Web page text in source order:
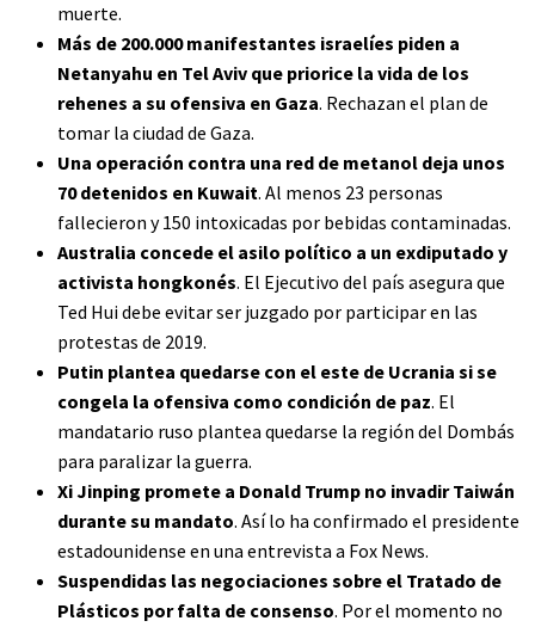
muerte.
Más de 200.000 manifestantes israelíes piden a
Netanyahu en Tel Aviv que priorice la vida de los
rehenes a su ofensiva en Gaza. Rechazan el plan de
tomar la ciudad de Gaza.
Una operación contra una red de metanol deja unos
70 detenidos en Kuwait. Al menos 23 personas
fallecieron y 150 intoxicadas por bebidas contaminadas.
Australia concede el asilo político a un exdiputado y
activista hongkonés. El Ejecutivo del país asegura que
Ted Hui debe evitar ser juzgado por participar en las
protestas de 2019.
Putin plantea quedarse con el este de Ucrania si se
congela la ofensiva como condición de paz. El
mandatario ruso plantea quedarse la región del Dombás
para paralizar la guerra.
Xi Jinping promete a Donald Trump no invadir Taiwán
durante su mandato. Así lo ha confirmado el presidente
estadounidense en una entrevista a Fox News.
Suspendidas las negociaciones sobre el Tratado de
Plásticos por falta de consenso. Por el momento no